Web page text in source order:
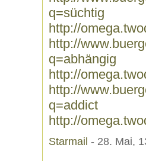
q=süchtig
http://
http://
q=abhängig
http://
http://
q=addict
http://
Starmail - 28. Mai,